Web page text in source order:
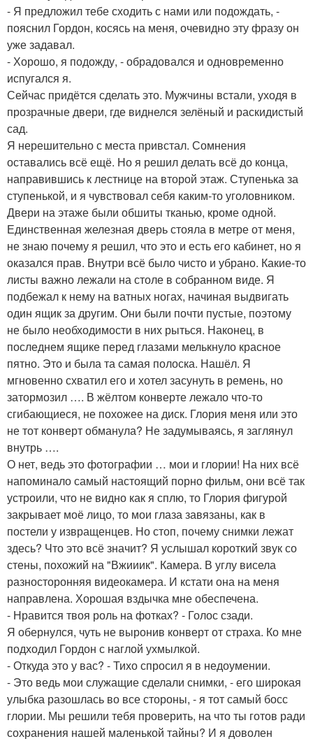
- Я предложил тебе сходить с нами или подождать, -
пояснил Гордон, косясь на меня, очевидно эту фразу он
уже задавал.
- Хорошо, я подожду, - обрадовался и одновременно
испугался я.
Сейчас придётся сделать это. Мужчины встали, уходя в
прозрачные двери, где виднелся зелёный и раскидистый
сад.
Я нерешительно с места привстал. Сомнения
оставались всё ещё. Но я решил делать всё до конца,
направившись к лестнице на второй этаж. Ступенька за
ступенькой, и я чувствовал себя каким-то уголовником.
Двери на этаже были обшиты тканью, кроме одной.
Единственная железная дверь стояла в метре от меня,
не знаю почему я решил, что это и есть его кабинет, но я
оказался прав. Внутри всё было чисто и убрано. Какие-то
листы важно лежали на столе в собранном виде. Я
подбежал к нему на ватных ногах, начиная выдвигать
один ящик за другим. Они были почти пустые, поэтому
не было необходимости в них рыться. Наконец, в
последнем ящике перед глазами мелькнуло красное
пятно. Это и была та самая полоска. Нашёл. Я
мгновенно схватил его и хотел засунуть в ремень, но
затормозил …. В жёлтом конверте лежало что-то
сгибающиеся, не похожее на диск. Глория меня или это
не тот конверт обманула? Не задумываясь, я заглянул
внутрь ….
О нет, ведь это фотографии … мои и глории! На них всё
напоминало самый настоящий порно фильм, они всё так
устроили, что не видно как я сплю, то Глория фигурой
закрывает моё лицо, то мои глаза завязаны, как в
постели у извращенцев. Но стоп, почему снимки лежат
здесь? Что это всё значит? Я услышал короткий звук со
стены, похожий на "Вжииик". Камера. В углу висела
разносторонняя видеокамера. И кстати она на меня
направлена. Хорошая вздычка мне обеспечена.
- Нравится твоя роль на фотках? - Голос сзади.
Я обернулся, чуть не выронив конверт от страха. Ко мне
подходил Гордон с наглой ухмылкой.
- Откуда это у вас? - Тихо спросил я в недоумении.
- Это ведь мои служащие сделали снимки, - его широкая
улыбка разошлась во все стороны, - я тот самый босс
глории. Мы решили тебя проверить, на что ты готов ради
сохранения нашей маленькой тайны? И я доволен